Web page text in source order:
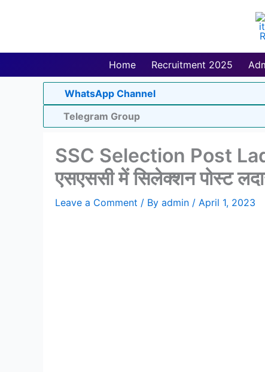
Home Recruitment 2025
WhatsApp Channel
Telegram Group
SSC Selection Post
एसएससी में सिलेक्शन पोस्ट
Leave a Comment / By admin / April 1, 2023